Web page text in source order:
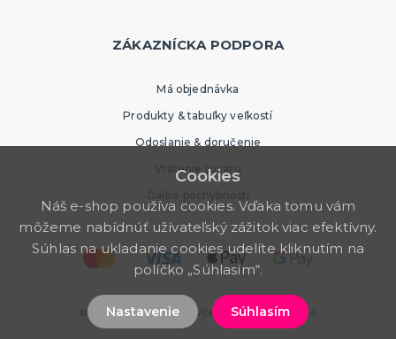
ZÁKAZNÍCKA PODPORA
Má objednávka
Produkty & tabuľky veľkostí
Odoslanie & doručenie
Vrátenie tovaru
Ďalšie pochybnosti
© 2026 PartyWorld SK. Všetky práva vyhradené
Cookies
Náš e-shop používa cookies. Vďaka tomu vám
môžeme nabídnúť užívateľský zážitok viac efektívny.
Súhlas na ukladanie cookies udelíte kliknutím na
políčko „Súhlasím“.
Nastavenie Súhlasím